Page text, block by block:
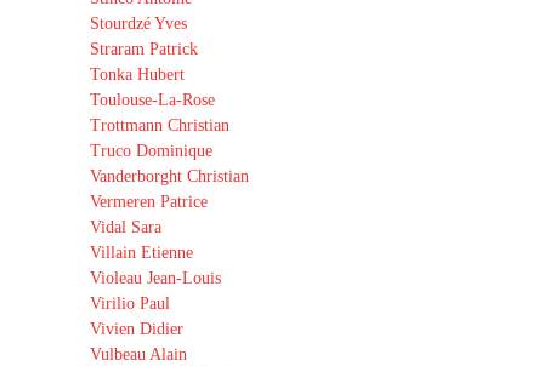
Stourdzé Yves
Straram Patrick
Tonka Hubert
Toulouse-La-Rose
Trottmann Christian
Truco Dominique
Vanderborght Christian
Vermeren Patrice
Vidal Sara
Villain Etienne
Violeau Jean-Louis
Virilio Paul
Vivien Didier
Vulbeau Alain